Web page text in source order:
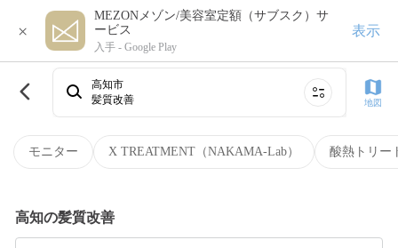
×
MEZONメゾン/美容室定額（サブスク）サ
ービス
入手 - Google Play
表示
モニター X TREATMENT（NAKAMA-Lab） 酸熱トリー
高知市
髪質改善
地図
高知の髪質改善